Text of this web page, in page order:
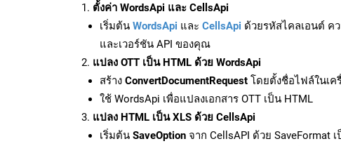
ตั้งค่า WordsApi และ CellsApi
เริ่มต้น WordsApi และ CellsApi ด้วยรหัสไคลเอนต์ ค
และเวอร์ชัน API ของคุณ
แปลง OTT เป็น HTML ด้วย WordsApi
สร้าง ConvertDocumentRequest โดยตั้งชื่อไฟล์ในเค
ใช้ WordsApi เพื่อแปลงเอกสาร OTT เป็น HTML
แปลง HTML เป็น XLS ด้วย CellsApi
เริ่มต้น SaveOption จาก CellsAPI ด้วย SaveFormat เ